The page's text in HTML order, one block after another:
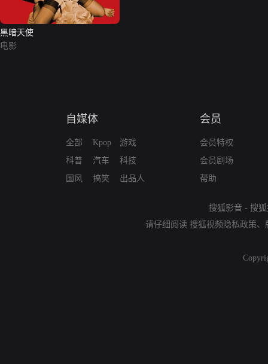
黑暗天使
电影
自媒体
全部
科普
国风
Kpop
汽车
搞笑
游戏
科技
出品人
会员
会员特权
会员剧场
帮助
搜狐影音 - 搜
请仔细阅读 搜狐视频隐私政策、